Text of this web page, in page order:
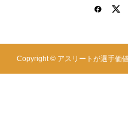
Copyright © アスリートが選手価